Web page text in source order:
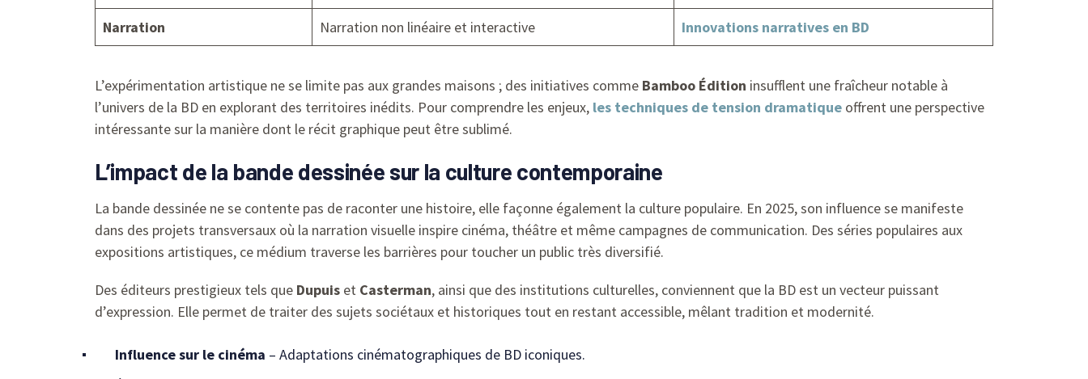
Narration
Narration non linéaire et interactive Innovations narratives en BD
L’expérimentation artistique ne se limite pas aux grandes maisons ; des initiatives comme Bamboo Édition insufflent une fraîcheur notable à
l’univers de la BD en explorant des territoires inédits. Pour comprendre les enjeux, les techniques de tension dramatique offrent une perspective
intéressante sur la manière dont le récit graphique peut être sublimé.
L’impact de la bande dessinée sur la culture contemporaine
La bande dessinée ne se contente pas de raconter une histoire, elle façonne également la culture populaire. En 2025, son influence se manifeste
dans des projets transversaux où la narration visuelle inspire cinéma, théâtre et même campagnes de communication. Des séries populaires aux
expositions artistiques, ce médium traverse les barrières pour toucher un public très diversifié.
Des éditeurs prestigieux tels que Dupuis et Casterman, ainsi que des institutions culturelles, conviennent que la BD est un vecteur puissant
d’expression. Elle permet de traiter des sujets sociétaux et historiques tout en restant accessible, mêlant tradition et modernité.
Influence sur le cinéma – Adaptations cinématographiques de BD iconiques.